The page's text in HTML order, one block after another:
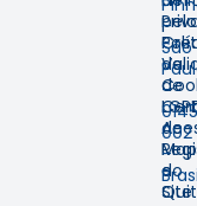
pelo
de
de
e
de
do
Site
–
São
–
002
–